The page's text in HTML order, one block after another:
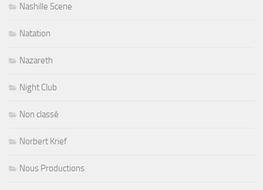
Nashille Scene
Natation
Nazareth
Night Club
Non classé
Norbert Krief
Nous Productions